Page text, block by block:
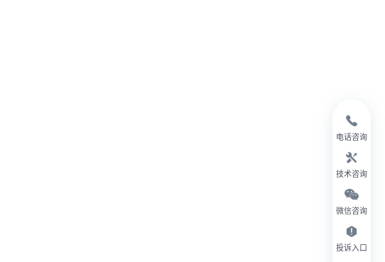
电话咨询
技术咨询
微信咨询
投诉入口